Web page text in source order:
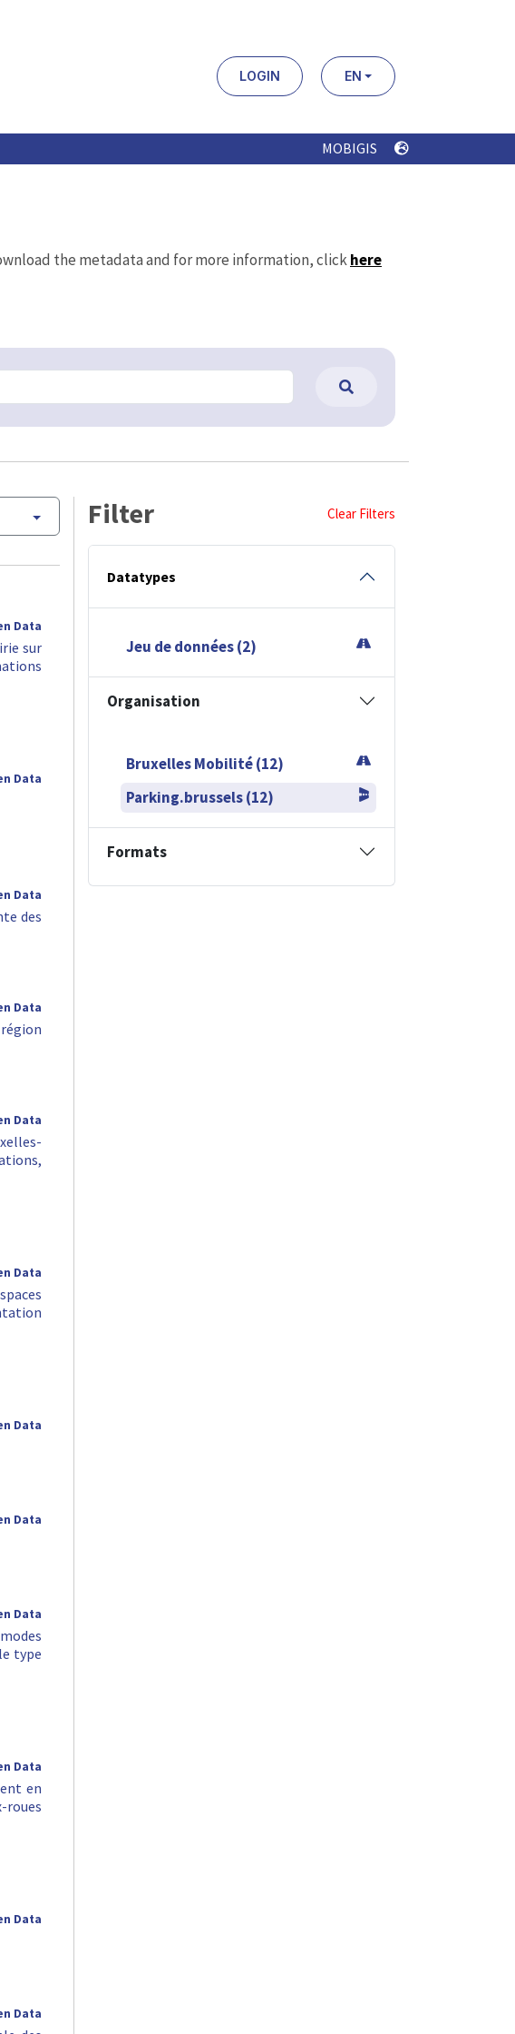
LOGIN EN
MOBIGIS
the metadata and for more information, clickhere
Data
sur
Data
Data
des
Data
Data
Data
Data
Data
Data
type
Data
en
Data
Data
Filter Clear Filters
Datatypes
Jeu de données (2)
Organisation
Bruxelles Mobilité (12)
Parking.brussels (12)
Formats